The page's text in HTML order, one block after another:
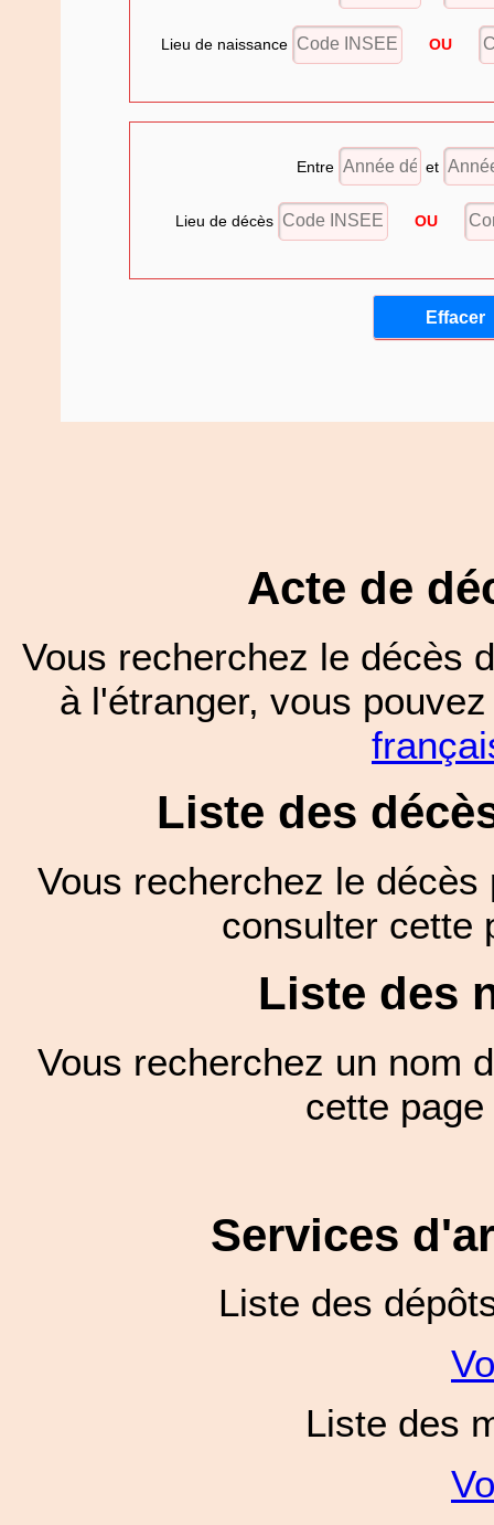
Lieu de naissance OU
Entre et
Lieu de décès OU
Acte de
Vous recherchez le décès
à l'étranger, vous
Liste des
Vous recherchez le
consulter
Liste des
Vous recherchez un nom
cette
Services
Liste des
Liste des